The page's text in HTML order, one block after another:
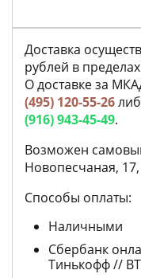
Доставка
рублей в
О доставке за
(495) 120-55-26
(916) 943-45-49.
Возможен
Новопесчаная, 17,
Способы оплаты:
Наличными
Сбербанк
Тинькофф //